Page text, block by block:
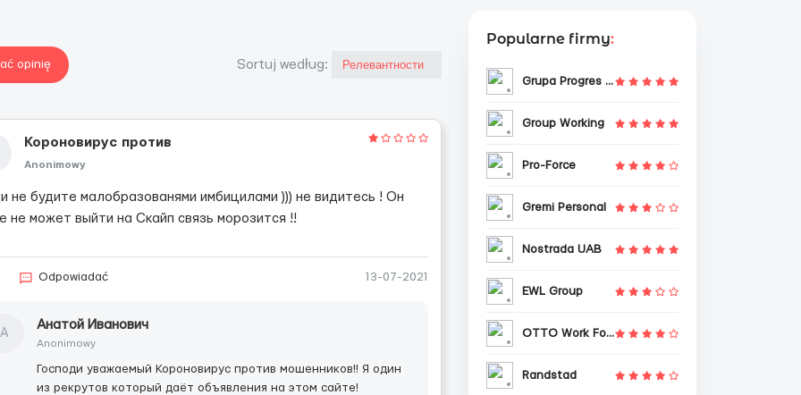
opinię Sortuj według:
Короновирус против
мошенников
Anonimowy
не будите малобразованями имбицилами ))) не видитесь ! Он
не может выйти на Скайп связь морозится !!
Odpowiadać 13-07-2021
А
Анатой Иванович
Anonimowy
Господи уважаемый Короновирус против мошенников!! Я один
из рекрутов который даёт объявления на этом сайте!
Popularne firmy:
Grupa Progres Sp. z o.o.
Group Working
Pro-Force
Gremi Personal
Nostrada UAB
EWL Group
OTTO Work Force
Randstad